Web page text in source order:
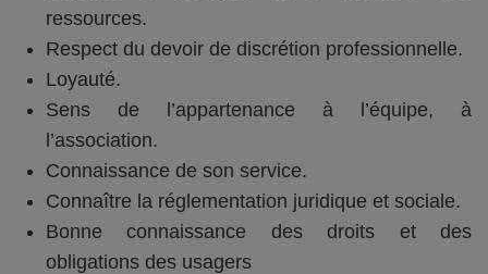
ressources.
Respect du devoir de discrétion professionnelle.
Loyauté.
Sens de l’appartenance à l’équipe, à
l’association.
Connaissance de son service.
Connaître la réglementation juridique et sociale.
Bonne connaissance des droits et des
obligations des usagers